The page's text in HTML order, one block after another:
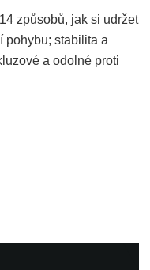
způsobů, jak si udržet
pohybu; stabilita a
a odolné proti